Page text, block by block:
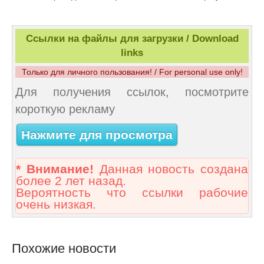
Ссылки на файлы для загрузки / Download
links
Только для личного пользования! / For personal use only!
Для получения ссылок, посмотрите
короткую рекламу
Нажмите для просмотра
* Внимание! Данная новость создана
более 2 лет назад.
Вероятность что ссылки рабочие
очень низкая.
Похожие новости